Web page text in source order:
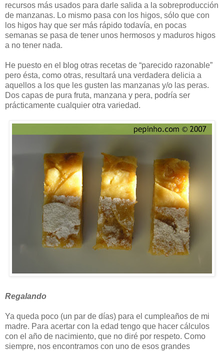
recursos más usados para darle salida a la sobreproducción
de manzanas. Lo mismo pasa con los higos, sólo que con
los higos hay que ser más rápido todavía, en pocas
semanas se pasa de tener unos hermosos y maduros higos
a no tener nada.
He puesto en el blog otras recetas de “parecido razonable”
pero ésta, como otras, resultará una verdadera delicia a
aquellos a los que les gusten las manzanas y/o las peras.
Dos capas de pura fruta, manzana y pera, podría ser
prácticamente cualquier otra variedad.
Regalando
Ya queda poco (un par de días) para el cumpleaños de mi
madre. Para acertar con la edad tengo que hacer cálculos
con el año de nacimiento, que no diré por respeto. Como
siempre, nos encontramos con uno de esos grandes